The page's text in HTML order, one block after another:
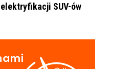
SUV-ów